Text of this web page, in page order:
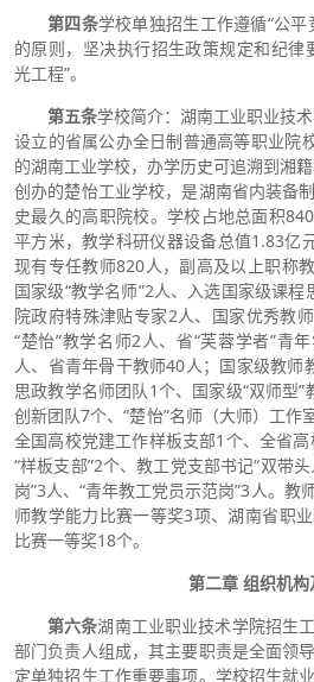
第四条学校单独招生工作遵循“公
的原则，坚决执行招生政策规定和纪律
光工程”。
第五条学校简介：湖南工业职业技
设立的省属公办全日制普通高等职业院
的湖南工业学校，办学历史可追溯到湘
创办的楚怡工业学校，是湖南省内装备
史最久的高职院校。学校占地总面积
平方米，教学科研仪器设备总值1.83亿
现有专任教师820人，副高及以上职称
国家级“教学名师”2人、入选国家级课
院政府特殊津贴专家2人、国家优秀教师
“楚怡”教学名师2人、省“芙蓉学者”青
人、省青年骨干教师40人；国家级教师
思政教学名师团队1个、国家级“双师型
创新团队7个、“楚怡”名师（大师）工作
全国高校党建工作样板支部1个、全省高
“样板支部”2个、教工党支部书记“双带
岗”3人、“青年教工党员示范岗”3人。教
师教学能力比赛一等奖3项、湖南省职
比赛一等奖18个。
第二章 组织机
第六条湖南工业职业技术学院招生
部门负责人组成，其主要职责是全面领
定单独招生工作重要事项。学校招生就